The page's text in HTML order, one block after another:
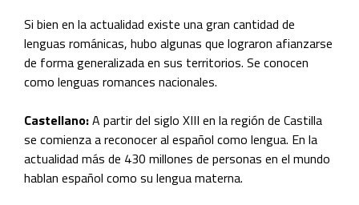
Si bien en la actualidad existe una gran cantidad de
lenguas románicas, hubo algunas que lograron afianzarse
de forma generalizada en sus territorios. Se conocen
como lenguas romances nacionales.
Castellano:A partir del siglo XIII en la región de Castilla
se comienza a reconocer al español como lengua. En la
actualidad más de 430 millones de personas en el mundo
hablan español como su lengua materna.